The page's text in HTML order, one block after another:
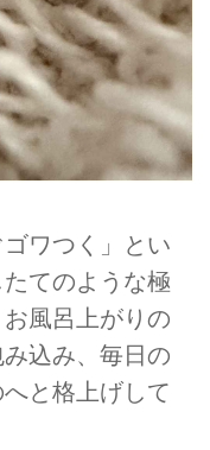
ゴワつく」とい
てのような極
お風呂上がりの
込み、毎日の
と格上げして